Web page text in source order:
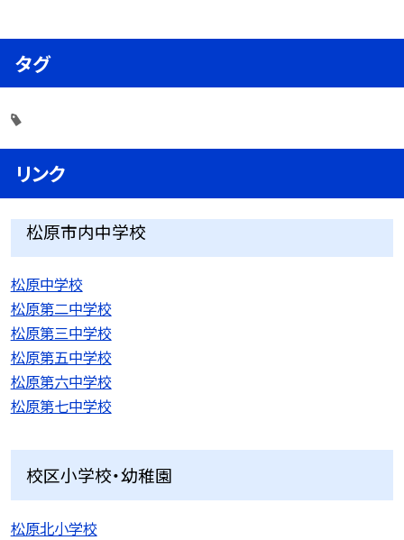
タグ
リンク
松原市内中学校
松原中学校
松原第二中学校
松原第三中学校
松原第五中学校
松原第六中学校
松原第七中学校
校区小学校・幼稚園
松原北小学校